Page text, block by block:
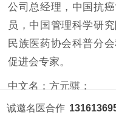
公司总经理，中国抗
员，中国管理科学研
民族医药协会科普分
促进会专家。
中文名：方元骐；
性别：男；
诚邀名医合作
国医名师